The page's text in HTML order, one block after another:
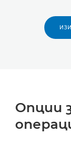
Опции